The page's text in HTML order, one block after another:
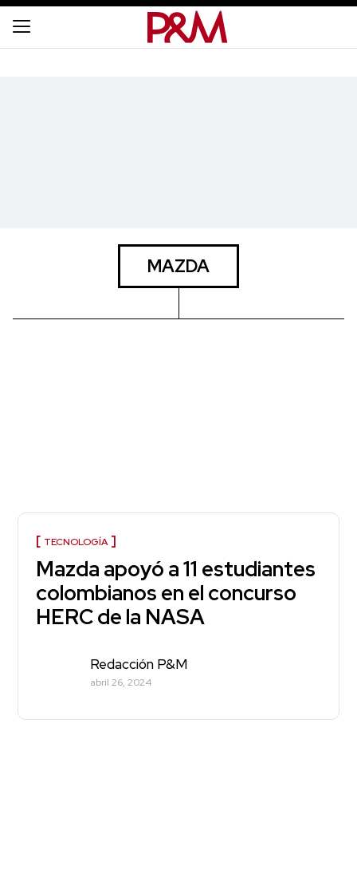
MAZDA
TECNOLOGÍA
Mazda apoyó a 11 estudiantes
colombianos en el concurso
HERC de la NASA
Redacción P&M
abril 26, 2024